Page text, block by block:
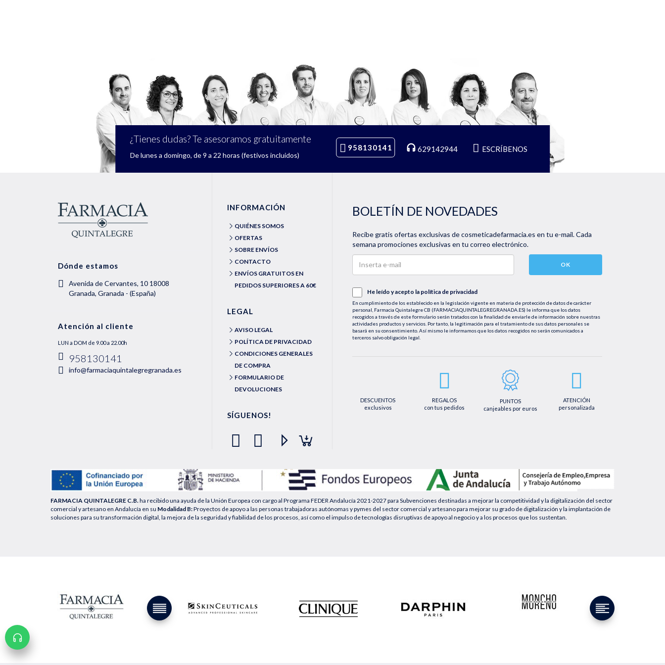
¿Tienes dudas? Te asesoramos gratuitamente
De lunes a domingo, de 9 a 22 horas (festivos incluidos)
958130141 629142944 ESCRÍBENOS
Dónde estamos
Avenida de Cervantes, 10 18008
Granada, Granada - (España)
Atención al cliente
LUN a DOM de 9.00 a 22.00h
958130141
info@farmaciaquintalegregranada.es
INFORMACIÓN
QUIÉNES SOMOS
OFERTAS
SOBRE ENVÍOS
CONTACTO
ENVÍOS GRATUITOS EN
PEDIDOS SUPERIORES A 60€
LEGAL
AVISO LEGAL
POLÍTICA DE PRIVACIDAD
CONDICIONES GENERALES
DE COMPRA
FORMULARIO DE
DEVOLUCIONES
SÍGUENOS!
BOLETÍN DE NOVEDADES
Recibe gratis ofertas exclusivas de cosmeticadefarmacia.es en tu e-mail. Cada
semana promociones exclusivas en tu correo electrónico.
OK
He leído y acepto la política de privacidad
En cumplimiento de los establecido en la legislación vigente en materia de protección de datos de carácter
personal, Farmacia Quintalegre CB (FARMACIAQUINTALEGREGRANADA.ES) le informa que los datos
recogidos a través de este formulario serán tratados con la finalidad de enviarle de información sobre nuestras
actividades productos y servicios. Por tanto, la legitimación para el tratamiento de sus datos personales se
basará en su consentimiento. Así mismo le informamos que los datos recogidos no serán comunicados a
terceros salvo obligación legal.
le asisten a través de la dirección de email info@farmaciaquintalegregranada.es, así como a través de los
dirección web https://farmaciaquintalegregranada.es//politica-privacidad/
DESCUENTOS
exclusivos
REGALOS
con tus pedidos
PUNTOS
canjeables por euros
ATENCIÓN
personalizada
FARMACIA QUINTALEGRE C.B. ha recibido una ayuda de la Unión Europea con cargo al Programa FEDER Andalucía 2021-2027 para Subvenciones destinadas a mejorar la competitividad y la digitalización del sector
comercial y artesano en Andalucía en su Modalidad B:Proyectos de apoyo a las personas trabajadoras autónomas y pymes del sector comercial y artesano para mejorar su grado de digitalización y la implantación de
soluciones para su transformación digital, la mejora de la seguridad y fiabilidad de los procesos, así como el impulso de tecnologías disruptivas de apoyo al negocio y a los procesos que los sustentan.